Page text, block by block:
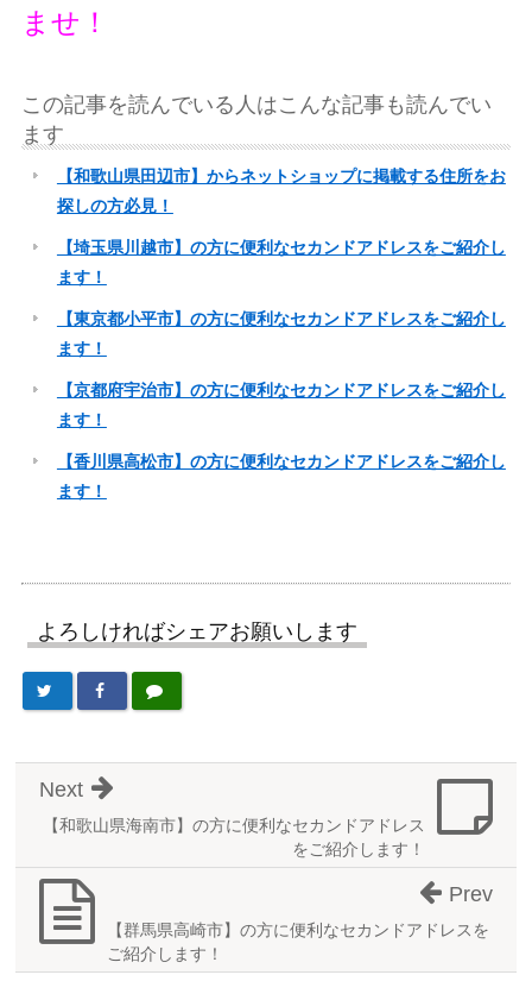
ませ！
この記事を読んでいる人はこんな記事も読んでい
ます
【和歌山県田辺市】からネットショップに掲載する住所をお
探しの方必見！
【埼玉県川越市】の方に便利なセカンドアドレスをご紹介し
ます！
【東京都小平市】の方に便利なセカンドアドレスをご紹介し
ます！
【京都府宇治市】の方に便利なセカンドアドレスをご紹介し
ます！
【香川県高松市】の方に便利なセカンドアドレスをご紹介し
ます！
よろしければシェアお願いします
【和歌山県海南市】の方に便利なセカンドアドレス
をご紹介します！
Next
【群馬県高崎市】の方に便利なセカンドアドレスを
ご紹介します！
Prev